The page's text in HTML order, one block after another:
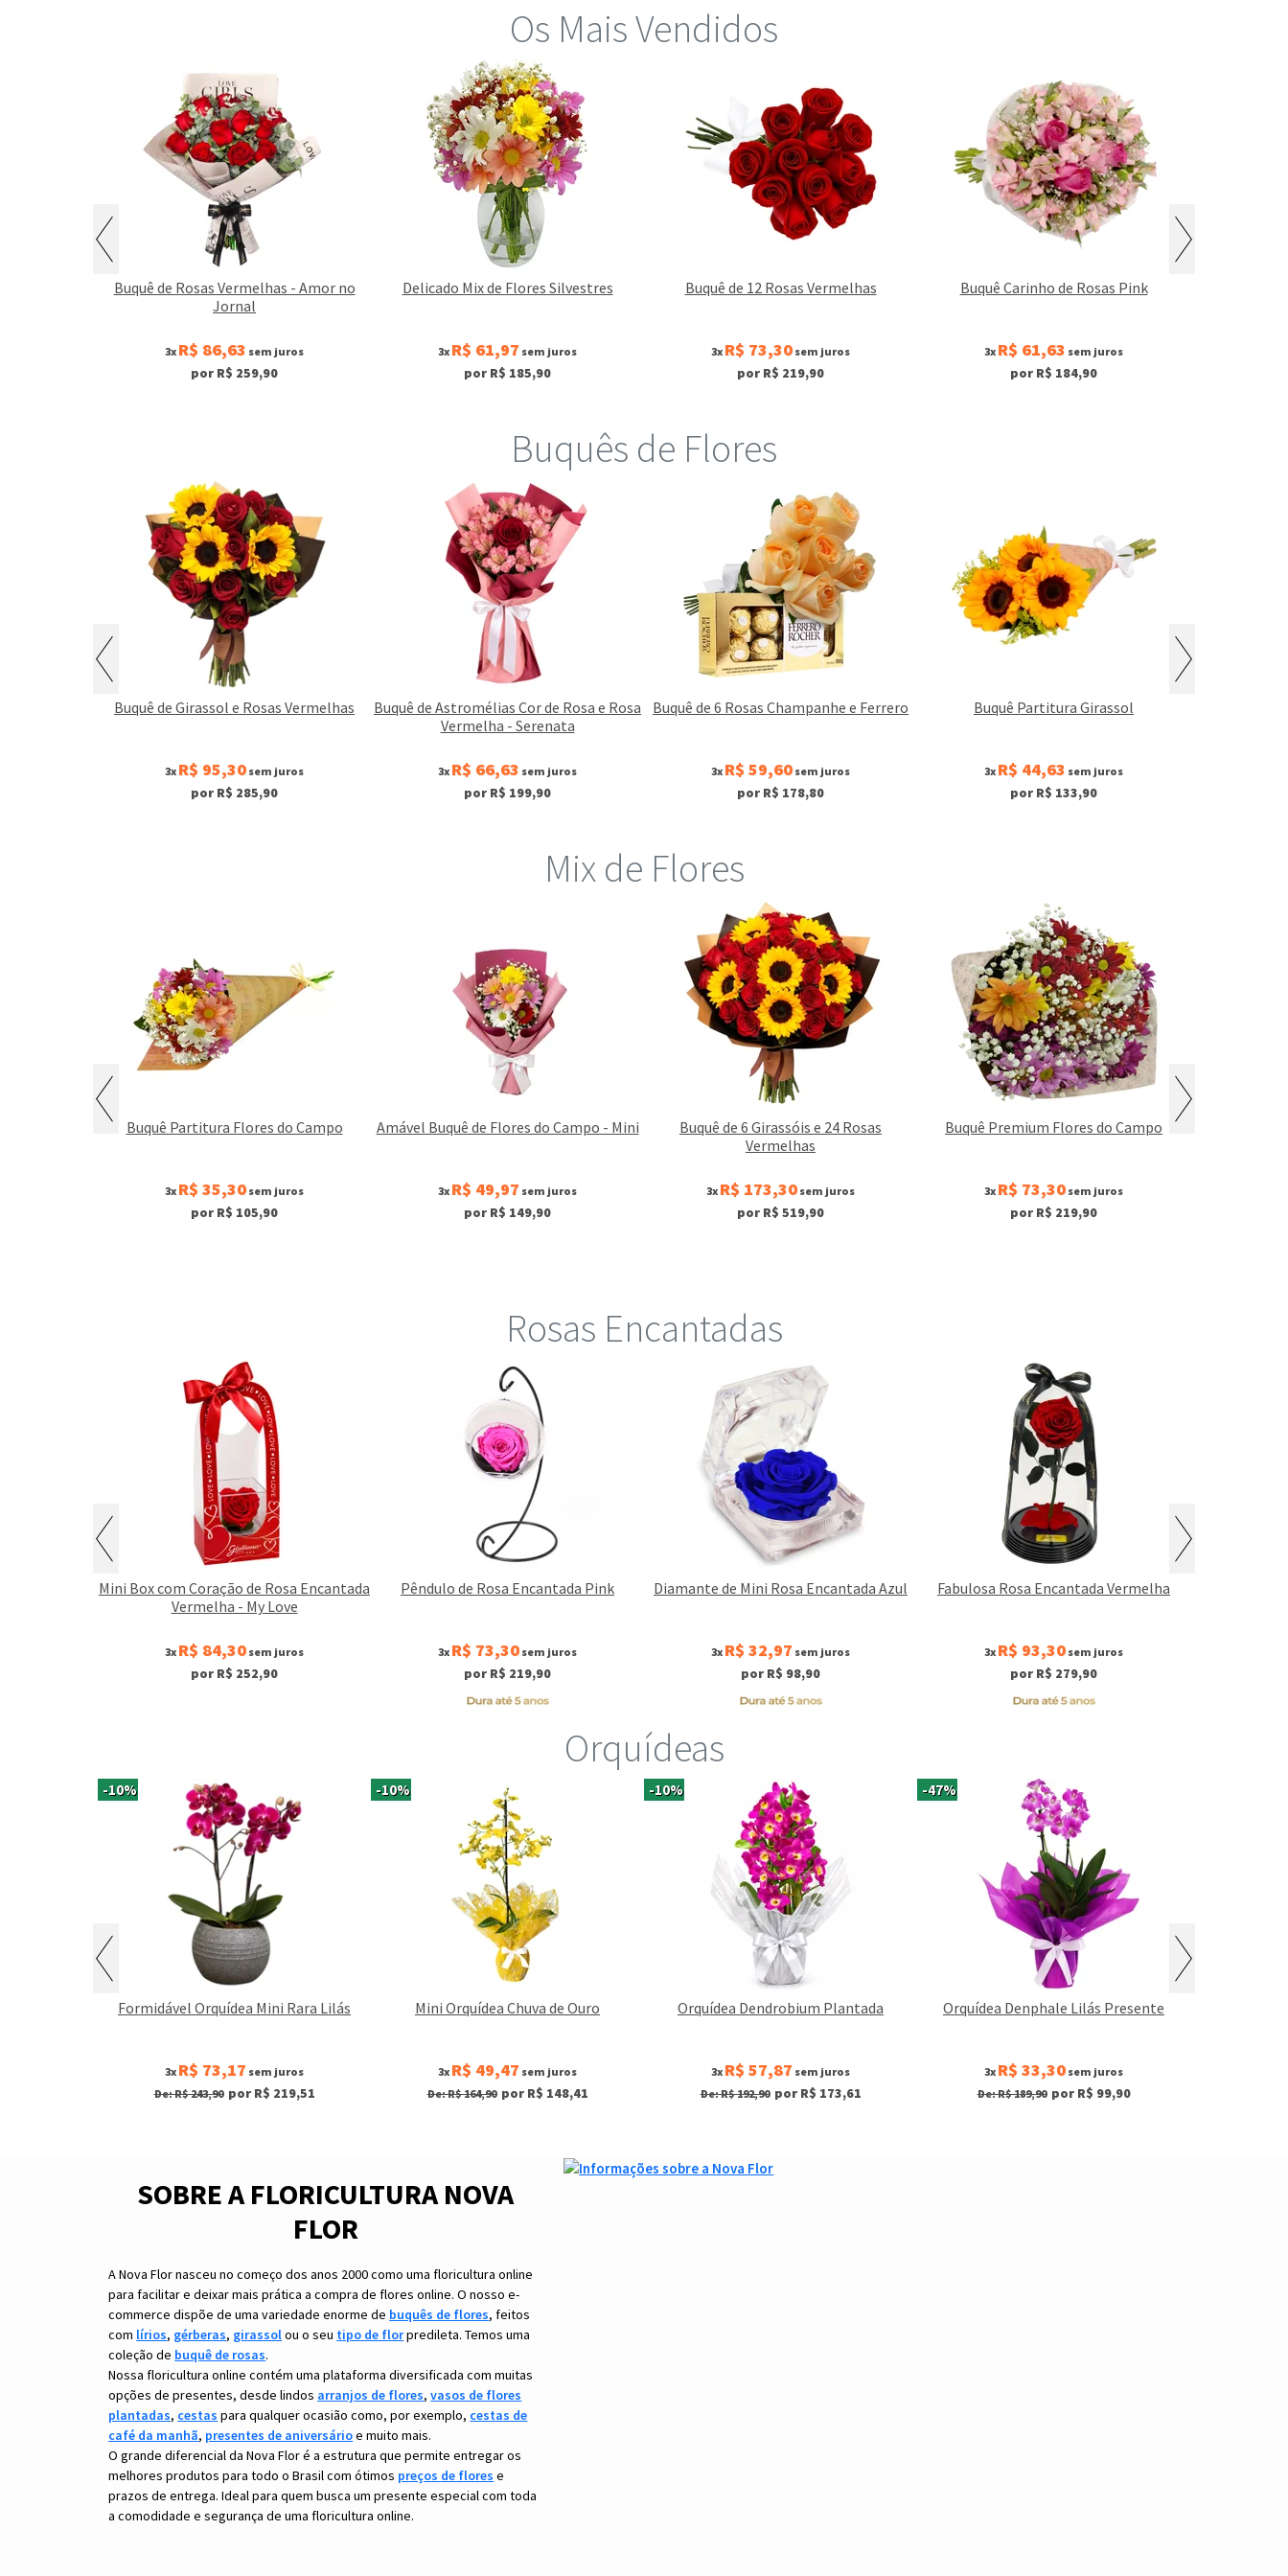
Os Mais Vendidos
Buquê de Rosas Vermelhas - Amor no
Jornal
3x R$ 86,63 sem juros
por R$ 259,90
Delicado Mix de Flores Silvestres
3x R$ 61,97 sem juros
por R$ 185,90
Buquê de 12 Rosas Vermelhas
3x R$ 73,30 sem juros
por R$ 219,90
Buquê Carinho de Rosas Pink
3x R$ 61,63 sem juros
por R$ 184,90
Buquês de Flores
Buquê de Girassol e Rosas Vermelhas
3x R$ 95,30 sem juros
por R$ 285,90
Buquê de Astromélias Cor de Rosa e Rosa
Vermelha - Serenata
3x R$ 66,63 sem juros
por R$ 199,90
Buquê de 6 Rosas Champanhe e Ferrero
3x R$ 59,60 sem juros
por R$ 178,80
Buquê Partitura Girassol
3x R$ 44,63 sem juros
por R$ 133,90
Mix de Flores
Buquê Partitura Flores do Campo
3x R$ 35,30 sem juros
por R$ 105,90
Amável Buquê de Flores do Campo - Mini
3x R$ 49,97 sem juros
por R$ 149,90
Buquê de 6 Girassóis e 24 Rosas
Vermelhas
3x R$ 173,30 sem juros
por R$ 519,90
Buquê Premium Flores do Campo
3x R$ 73,30 sem juros
por R$ 219,90
Rosas Encantadas
Mini Box com Coração de Rosa Encantada
Vermelha - My Love
3x R$ 84,30 sem juros
por R$ 252,90
Pêndulo de Rosa Encantada Pink
3x R$ 73,30 sem juros
por R$ 219,90
Diamante de Mini Rosa Encantada Azul
3x R$ 32,97 sem juros
por R$ 98,90
Fabulosa Rosa Encantada Vermelha
3x R$ 93,30 sem juros
por R$ 279,90
Orquídeas
-10%
Formidável Orquídea Mini Rara Lilás
3x R$ 73,17 sem juros
De: R$ 243,90 por R$ 219,51
-10%
Mini Orquídea Chuva de Ouro
3x R$ 49,47 sem juros
De: R$ 164,90 por R$ 148,41
-10%
Orquídea Dendrobium Plantada
3x R$ 57,87 sem juros
De: R$ 192,90 por R$ 173,61
-47%
Orquídea Denphale Lilás Presente
3x R$ 33,30 sem juros
De: R$ 189,90 por R$ 99,90
SOBRE A FLORICULTURA NOVA
FLOR
A Nova Flor nasceu no começo dos anos 2000 como uma floricultura online
para facilitar e deixar mais prática a compra de flores online. O nosso e-
commerce dispõe de uma variedade enorme de buquês de flores, feitos
com lírios, gérberas, girassol ou o seu tipo de florpredileta. Temos uma
coleção de buquê de rosas.
Nossa floricultura online contém uma plataforma diversificada com muitas
opções de presentes, desde lindos arranjos de flores,vasos de flores
plantadas, cestas para qualquer ocasião como, por exemplo, cestas de
café da manh, presentes de aniversárioe muito mais.
O grande diferencial da Nova Flor é a estrutura que permite entregar os
melhores produtos para todo o Brasil com ótimos preços de flores e
prazos de entrega. Ideal para quem busca um presente especial com toda
a comodidade e segurança de uma floricultura online.